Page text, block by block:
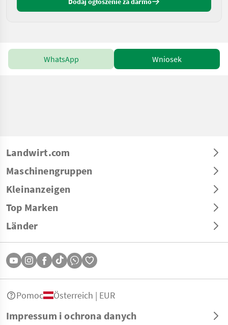
WhatsApp Wniosek
Landwirt.com
Maschinengruppen
Kleinanzeigen
Top Marken
Länder
Impressum i ochrona danych
Pomoc Österreich | EUR